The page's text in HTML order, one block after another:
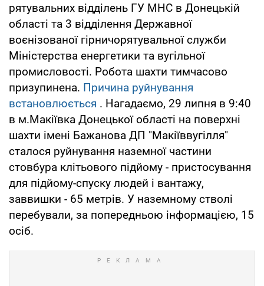
рятувальних відділень ГУ МНС в Донецькій
області та 3 відділення Державної
воєнізованої гірничорятувальної служби
Міністерства енергетики та вугільної
промисловості. Робота шахти тимчасово
призупинена. Причина руйнування
встановлюється . Нагадаємо, 29 липня в 9:40
в м.Макіївка Донецької області на поверхні
шахти імені Бажанова ДП "Макіїввугілля"
сталося руйнування наземної частини
стовбура клітьового підйому - пристосування
для підйому-спуску людей і вантажу,
заввишки - 65 метрів. У наземному стволі
перебували, за попередньою інформацією, 15
осіб.